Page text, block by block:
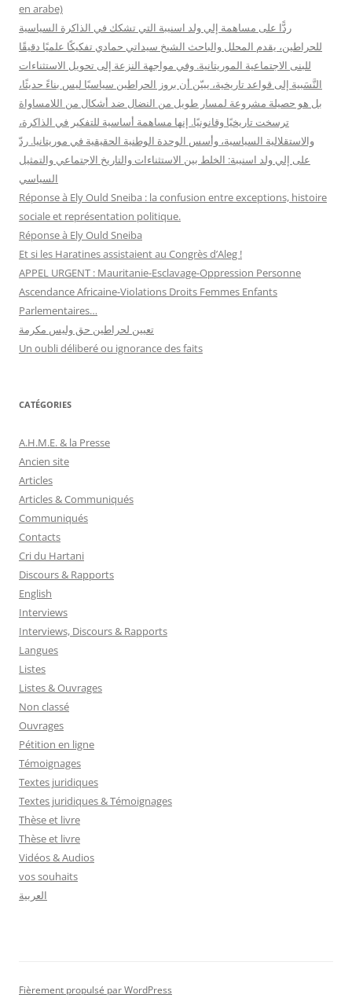
en arabe)
ردًّا على مساهمة إلي ولد اسنيبة التي تشكك في الذاكرة السياسية
للحراطين، يقدم المحلل والباحث الشيخ سيداتي حمادي تفكيكًا علميًا دقيقًا
للبنى الاجتماعية الموريتانية. وفي مواجهة النزعة إلى تحويل الاستثناءات
النَّسَبية إلى قواعد تاريخية، يبيّن أن بروز الحراطين سياسيًا ليس بناءً حديثًا،
بل هو حصيلة مشروعة لمسار طويل من النضال ضد أشكال من اللامساواة
ترسخت تاريخيًا وقانونيًا. إنها مساهمة أساسية للتفكير في الذاكرة،
والاستقلالية السياسية، وأسس الوحدة الوطنية الحقيقية في موريتانيا. ردّ
على إلي ولد اسنيبة: الخلط بين الاستثناءات والتاريخ الاجتماعي والتمثيل
السياسي
Réponse à Ely Ould Sneiba : la confusion entre exceptions, histoire
sociale et représentation politique.
Réponse à Ely Ould Sneiba
Et si les Haratines assistaient au Congrès d’Aleg !
APPEL URGENT : Mauritanie-Esclavage-Oppression Personne
Ascendance Africaine-Violations Droits Femmes Enfants
Parlementaires…
تعيين لحراطين حق وليس مكرمة
Un oubli déliberé ou ignorance des faits
CATÉGORIES
A.H.M.E. & la Presse
Ancien site
Articles
Articles & Communiqués
Communiqués
Contacts
Cri du Hartani
Discours & Rapports
English
Interviews
Interviews, Discours & Rapports
Langues
Listes
Listes & Ouvrages
Non classé
Ouvrages
Pétition en ligne
Témoignages
Textes juridiques
Textes juridiques & Témoignages
Thèse et livre
Thèse et livre
Vidéos & Audios
vos souhaits
العربية
Fièrement propulsé par WordPress